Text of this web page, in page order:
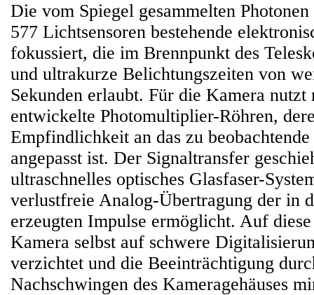
Die vom Spiegel gesammelten
577 Lichtsensoren bestehende
fokussiert, die im Brennpunkt des
und ultrakurze Belichtungszeiten von
Sekunden erlaubt. Für die Kamera nutzt
entwickelte Photomultiplier-Röhren,
Empfindlichkeit an das zu
angepasst ist. Der Signaltransfer
ultraschnelles optisches Glasfaser-
verlustfreie Analog-Übertragung der in
erzeugten Impulse ermöglicht. Auf
Kamera selbst auf schwere
verzichtet und die Beeinträchtigung
Nachschwingen des Kameragehäuses